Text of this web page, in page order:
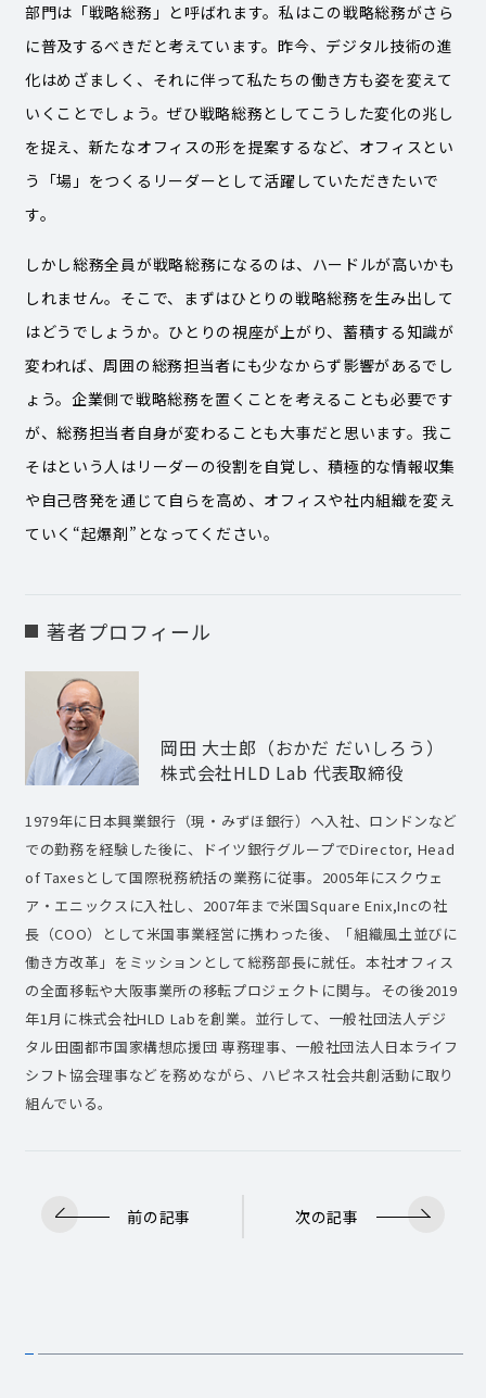
部門は「戦略総務」と呼ばれます。私はこの戦略総務がさら
に普及するべきだと考えています。昨今、デジタル技術の進
化はめざましく、それに伴って私たちの働き方も姿を変えて
いくことでしょう。ぜひ戦略総務としてこうした変化の兆し
を捉え、新たなオフィスの形を提案するなど、オフィスとい
う「場」をつくるリーダーとして活躍していただきたいで
す。
しかし総務全員が戦略総務になるのは、ハードルが高いかも
しれません。そこで、まずはひとりの戦略総務を生み出して
はどうでしょうか。ひとりの視座が上がり、蓄積する知識が
変われば、周囲の総務担当者にも少なからず影響があるでし
ょう。企業側で戦略総務を置くことを考えることも必要です
が、総務担当者自身が変わることも大事だと思います。我こ
そはという人はリーダーの役割を自覚し、積極的な情報収集
や自己啓発を通じて自らを高め、オフィスや社内組織を変え
ていく“起爆剤”となってください。
著者プロフィール
岡田 大士郎（おかだ だいしろう）
株式会社HLD Lab 代表取締役
1979年に日本興業銀行（現・みずほ銀行）へ入社、ロンドンなど
での勤務を経験した後に、ドイツ銀行グループでDirector, Head
of Taxesとして国際税務統括の業務に従事。2005年にスクウェ
ア・エニックスに入社し、2007年まで米国Square Enix,Incの社
長（COO）として米国事業経営に携わった後、「組織風土並びに
働き方改革」をミッションとして総務部長に就任。本社オフィス
の全面移転や大阪事業所の移転プロジェクトに関与。その後2019
年1月に株式会社HLD Labを創業。並行して、一般社団法人デジ
タル田園都市国家構想応援団 専務理事、一般社団法人日本ライフ
シフト協会理事などを務めながら、ハピネス社会共創活動に取り
組んでいる。
前の記事 次の記事